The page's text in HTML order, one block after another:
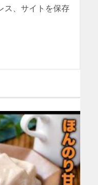
ス、サイトを保存